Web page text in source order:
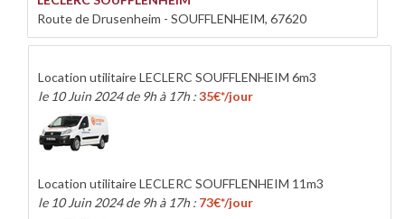
Route de Drusenheim - SOUFFLENHEIM, 67620
Location utilitaire LECLERC SOUFFLENHEIM 6m3
le 10 Juin 2024 de 9h à 17h :35€*/jour
Location utilitaire LECLERC SOUFFLENHEIM 11m3
le 10 Juin 2024 de 9h à 17h : 73€*/jour